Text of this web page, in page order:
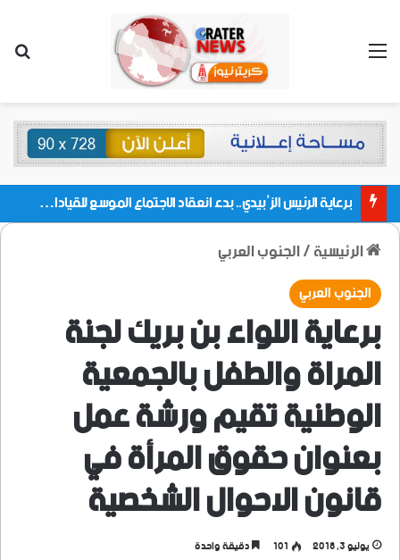
القائمة
برعاية الرئيس الزُبيدي.. بدء انعقاد الاجتماع الموسع للقيادات المحلية بالعاصمة ولمديريات وكتل مجلس العموم ومنسقيات الجامعة بالعاصمة عدن
الرئيسية/الجنوب العربي
الجنوب العربي
برعاية اللواء بن بريك لجنة
المراة والطفل بالجمعية
الوطنية تقيم ورشة عمل
بعنوان حقوق المرأة في
قانون الاحوال الشخصية
يوليو 3, 2018 101 دقيقة واحدة